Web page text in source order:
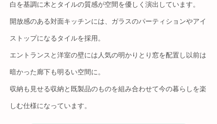
白を基調に木とタイルの質感が空間を優しく演出しています。
開放感のある対面キッチンには、ガラスのパーティションやアイ
ストップになるタイルを採用。
エントランスと洋室の壁には人気の明かりとり窓を配置し以前は
暗かった廊下も明るい空間に。
収納も見せる収納と既製品のものを組み合わせて今の暮らしを楽
しむ仕様になっています。